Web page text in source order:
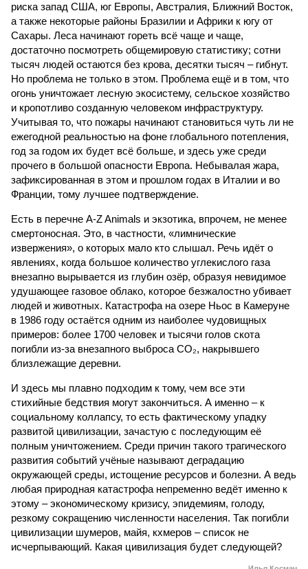
риска запад США, юг Европы, Австралия, Ближний Восток,
а также некоторые районы Бразилии и Африки к югу от
Сахары. Леса начинают гореть всё чаще и чаще,
достаточно посмотреть общемировую статистику; сотни
тысяч людей остаются без крова, десятки тысяч – гибнут.
Но проблема не только в этом. Проблема ещё и в том, что
огонь уничтожает лесную экосистему, сельское хозяйство
и кропотливо созданную человеком инфраструктуру.
Учитывая то, что пожары начинают становиться чуть ли не
ежегодной реальностью на фоне глобального потепления,
год за годом их будет всё больше, и здесь уже среди
прочего в большой опасности Европа. Небывалая жара,
зафиксированная в этом и прошлом годах в Италии и во
Франции, тому лучшее подтверждение.
Есть в перечне A-Z Animals и экзотика, впрочем, не менее
смертоносная. Это, в частности, «лимнические
извержения», о которых мало кто слышал. Речь идёт о
явлениях, когда большое количество углекислого газа
внезапно вырывается из глубин озёр, образуя невидимое
удушающее газовое облако, которое безжалостно убивает
людей и животных. Катастрофа на озере Ньос в Камеруне
в 1986 году остаётся одним из наиболее чудовищных
примеров: более 1700 человек и тысячи голов скота
погибли из-за внезапного выброса CO₂, накрывшего
близлежащие деревни.
И здесь мы плавно подходим к тому, чем все эти
стихийные бедствия могут закончиться. А именно – к
социальному коллапсу, то есть фактическому упадку
развитой цивилизации, зачастую с последующим её
полным уничтожением. Среди причин такого трагического
развития событий учёные называют деградацию
окружающей среды, истощение ресурсов и болезни. А ведь
любая природная катастрофа непременно ведёт именно к
этому – экономическому кризису, эпидемиям, голоду,
резкому сокращению численности населения. Так погибли
цивилизации шумеров, майя, кхмеров – список не
исчерпывающий. Какая цивилизация будет следующей?